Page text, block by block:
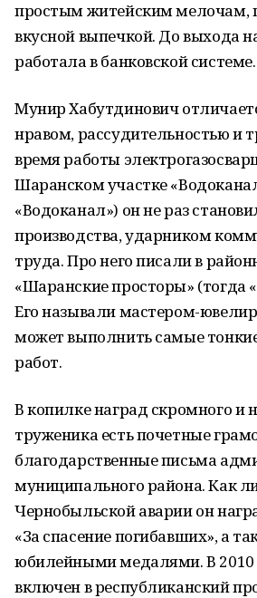
простым житейским мелочам,
вкусной выпечкой. До выхода
работала в банковской системе.
Мунир Хабутдинович
нравом, рассудительностью и
время работы
Шаранском участке
«Водоканал») он не раз
производства, ударником
труда. Про него писали в
«Шаранские просторы» (тогда
Его называли мастером-
может выполнить самые
работ.
В копилке наград скромного и
труженика есть почетные
благодарственные письма
муниципального района. Как
Чернобыльской аварии он
«За спасение погибавших», а
юбилейными медалями. В 2010
включен в республиканский